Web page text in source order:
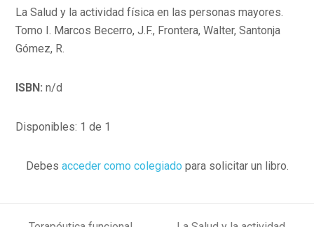
La Salud y la actividad física en las personas mayores.
Tomo I. Marcos Becerro, J.F., Frontera, Walter, Santonja
Gómez, R.
ISBN: n/d
Disponibles: 1 de 1
Debes acceder como colegiado para solicitar un libro.